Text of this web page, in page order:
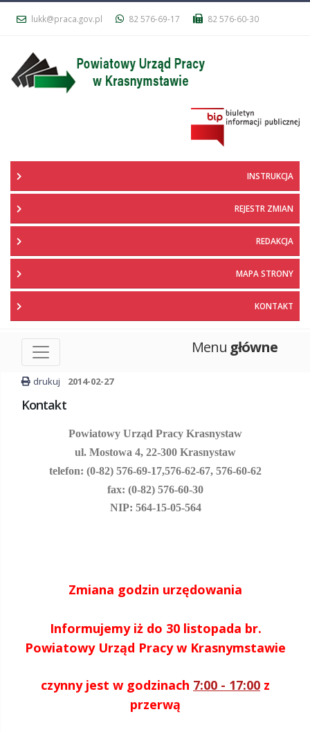
lukk@praca.gov.pl 82 576-69-17 82 576-60-30
INSTRUKCJA
REJESTR ZMIAN
REDAKCJA
MAPA STRONY
KONTAKT
Menu główne
drukuj 2014-02-27
Kontakt
Powiatowy Urząd Pracy Krasnystaw
ul. Mostowa 4, 22-300 Krasnystaw
telefon: (0-82) 576-69-17,576-62-67, 576-60-62
fax: (0-82) 576-60-30
NIP: 564-15-05-564
Zmiana godzin urzędowania
Informujemy iż do 30 listopada br.
Powiatowy Urząd Pracy w Krasnymstawie
czynny jest w godzinach 7:00 - 17:00 z
przerwą